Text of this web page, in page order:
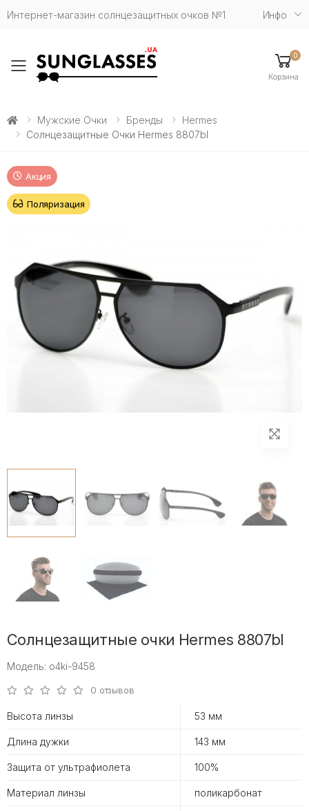
Интернет-магазин солнцезащитных очков №1 Инфо
Toggle mobile menu
0
Корзина
Мужские Очки Бренды
Hermes
Солнцезащитные Очки Hermes 8807bl
Акция
Поляризация
Солнцезащитные очки Hermes 8807bl
Модель: o4ki-9458
0 отзывов
Высота линзы 53 мм
Длина дужки 143 мм
Защита от ультрафиолета 100%
Материал линзы поликарбонат